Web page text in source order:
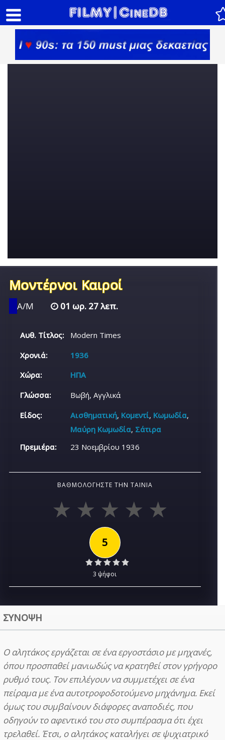
Μοντέρνοι Καιροί
Α/Μ 01 ωρ. 27 λεπ.
Αυθ. Τίτλος:
Modern Times
Χρονιά:
1936
Χώρα:
ΗΠΑ
Γλώσσα:
Βωβή, Αγγλικά
Είδος:
Αισθηματική, Κομεντί, Κωμωδία,
Μαύρη Κωμωδία, Σάτιρα
Πρεμιέρα:
23 Νοεμβρίου 1936
ΒΑΘΜΟΛΟΓΉΣΤΕ ΤΗΝ ΤΑΙΝΊΑ
5
3 ψήφοι
ΣΥΝΟΨΗ
Ο αλητάκος εργάζεται σε ένα εργοστάσιο με μηχανές,
όπου προσπαθεί μανιωδώς να κρατηθεί στον γρήγορο
ρυθμό τους. Τον επιλέγουν να συμμετέχει σε ένα
πείραμα με ένα αυτοτροφοδοτούμενο μηχάνημα. Εκεί
όμως του συμβαίνουν διάφορες αναποδιές, που
οδηγούν το αφεντικό του στο συμπέρασμα ότι έχει
τρελαθεί. Έτσι, ο αλητάκος καταλήγει σε ψυχιατρικό